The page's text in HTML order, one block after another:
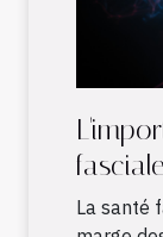
La santé